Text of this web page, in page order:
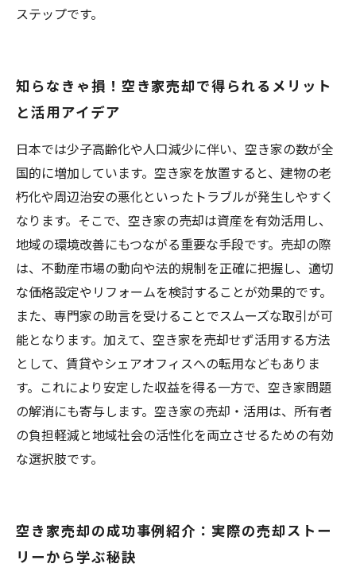
ステップです。
知らなきゃ損！空き家売却で得られるメリット
と活用アイデア
日本では少子高齢化や人口減少に伴い、空き家の数が全
国的に増加しています。空き家を放置すると、建物の老
朽化や周辺治安の悪化といったトラブルが発生しやすく
なります。そこで、空き家の売却は資産を有効活用し、
地域の環境改善にもつながる重要な手段です。売却の際
は、不動産市場の動向や法的規制を正確に把握し、適切
な価格設定やリフォームを検討することが効果的です。
また、専門家の助言を受けることでスムーズな取引が可
能となります。加えて、空き家を売却せず活用する方法
として、賃貸やシェアオフィスへの転用などもありま
す。これにより安定した収益を得る一方で、空き家問題
の解消にも寄与します。空き家の売却・活用は、所有者
の負担軽減と地域社会の活性化を両立させるための有効
な選択肢です。
空き家売却の成功事例紹介：実際の売却ストー
リーから学ぶ秘訣